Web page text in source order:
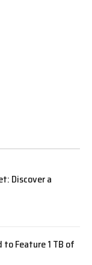
Discover a
to Feature 1 TB of